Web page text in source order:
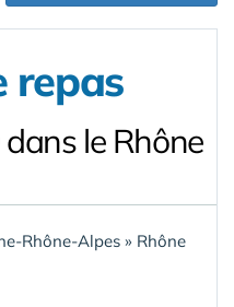
repas
le Rhône
Rhône-Alpes » Rhône